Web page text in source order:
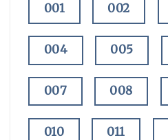
001 002
004 005
007 008
010 011